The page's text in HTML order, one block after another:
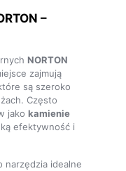
–
NORTON
zajmują
są szeroko
Często
jako kamienie
efektywność i
narzędzia idealne